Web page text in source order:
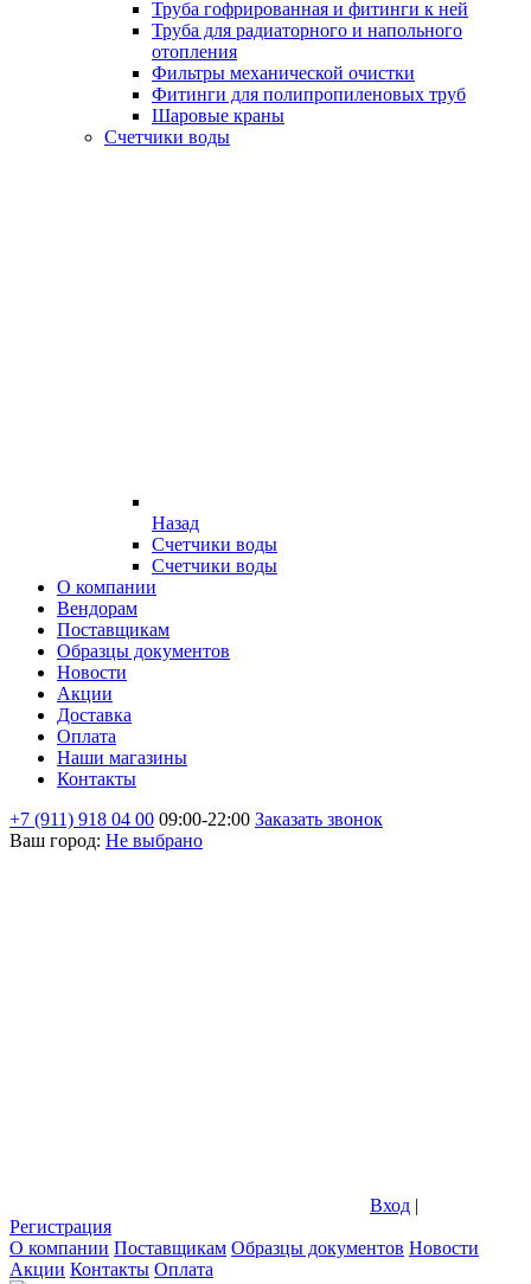
Труба гофрированная и фитинги к ней
Труба для радиаторного и напольного
отопления
Фильтры механической очистки
Фитинги для полипропиленовых труб
Шаровые краны
Счетчики воды
Назад
Счетчики воды
Счетчики воды
О компании
Вендорам
Поставщикам
Образцы документов
Новости
Акции
Доставка
Оплата
Наши магазины
Контакты
+7 (911) 918 04 00 09:00-22:00 Заказать звонок
Ваш город: Не выбрано
Вход |
Регистрация
О компании Поставщикам Образцы документов Новости
Акции Контакты Оплата